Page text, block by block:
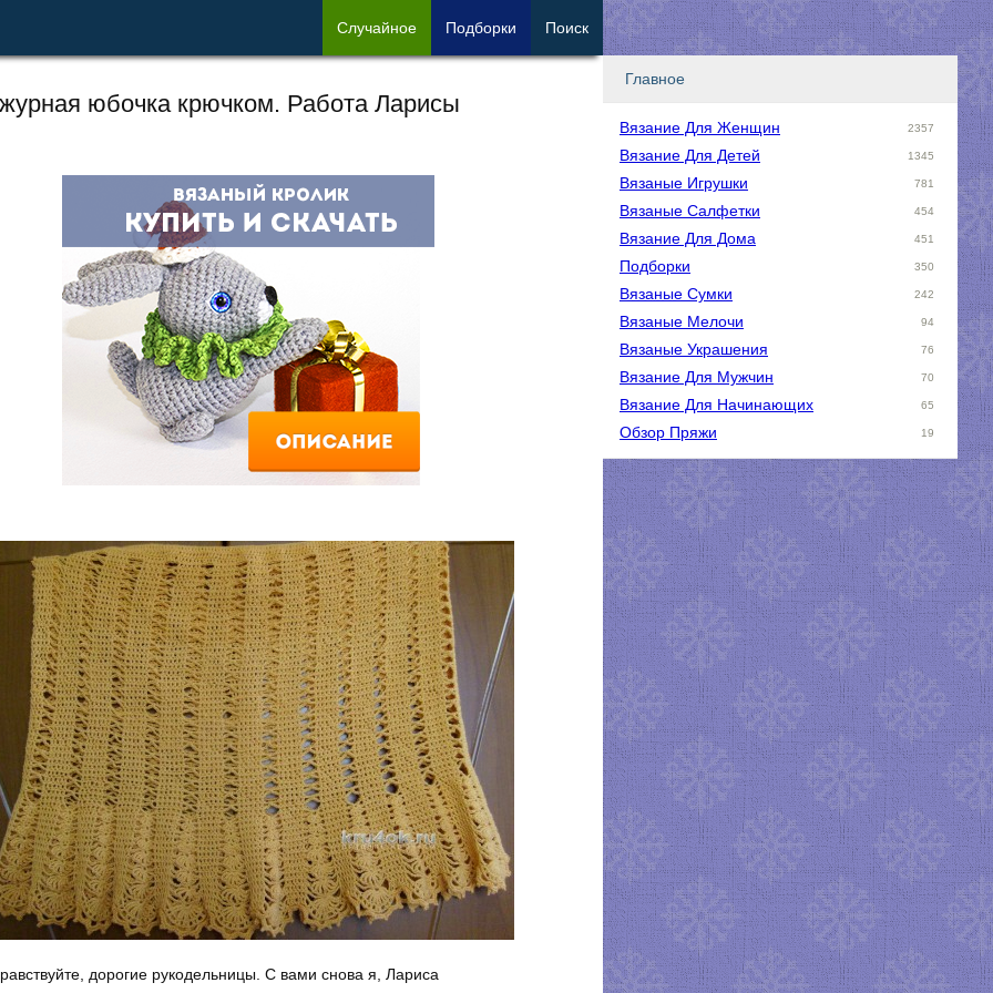
юбочка крючком. Работа Ларисы
дорогие рукодельницы. С вами снова я, Лариса
Главное
Вязание Для Женщин 2357
Вязание Для Детей 1345
Вязаные Игрушки 781
Вязаные Салфетки 454
Вязание Для Дома 451
Подборки 350
Вязаные Сумки 242
Вязаные Мелочи 94
Вязаные Украшения 76
Вязание Для Мужчин 70
Вязание Для Начинающих 65
Обзор Пряжи 19
Случайное Подборки Поиск